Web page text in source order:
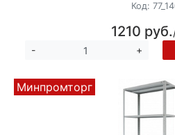
Код:
1210 руб.
- +
Минпромторг